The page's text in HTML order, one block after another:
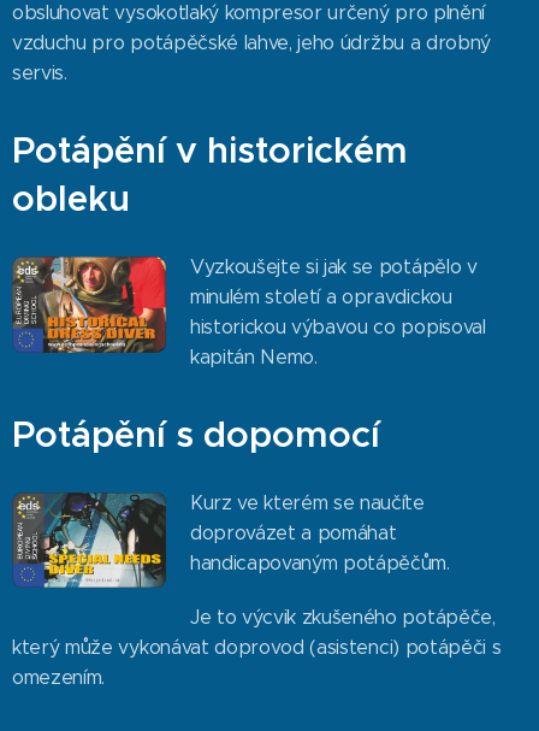
obsluhovat vysokotlaký kompresor určený pro plnění
vzduchu pro potápěčské lahve, jeho údržbu a drobný
servis.
Potápění v historickém
obleku
Vyzkoušejte si jak se potápělo v
minulém století a opravdickou
historickou výbavou co popisoval
kapitán Nemo.
Potápění s dopomocí
Kurz ve kterém se naučíte
doprovázet a pomáhat
handicapovaným potápěčům.
Je to výcvik zkušeného potápěče,
který může vykonávat doprovod (asistenci) potápěči s
omezením.